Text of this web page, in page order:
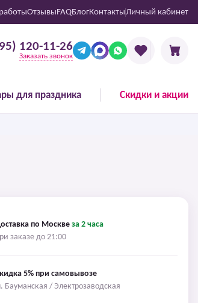
ОтзывыFAQБлогКонтактыЛичный кабинет
120-11-26
Заказать звонок
для праздника Скидки и акции
по Москве за 2 часа
заказе до 21:00
5% при самовывозе
Бауманская / Электрозаводская